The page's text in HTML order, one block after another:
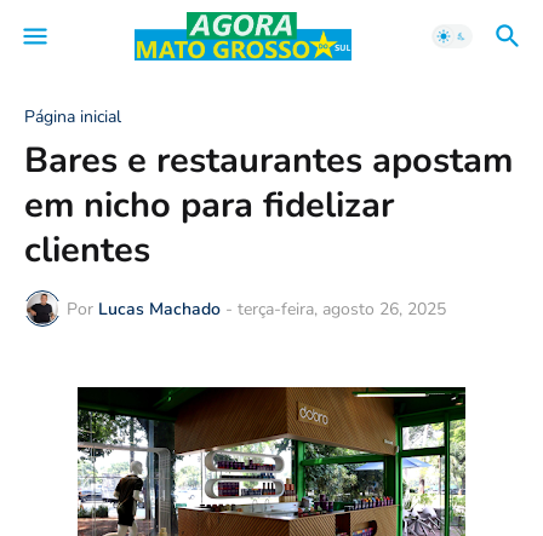
Página inicial
Bares e restaurantes apostam
em nicho para fidelizar
clientes
Por Lucas Machado - terça-feira, agosto 26, 2025